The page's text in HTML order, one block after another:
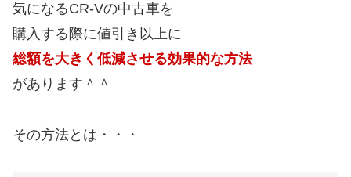
気になるCR-Vの中古車を
購入する際に値引き以上に
総額を大きく低減させる効果的な方法
があります＾＾
その方法とは・・・